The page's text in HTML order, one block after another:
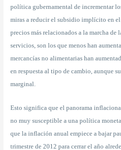
política gubernamental de incrementar
miras a reducir el subsidio implícito en
precios más relacionados a la marcha de
servicios, son los que menos han
mercancías no alimentarias han
en respuesta al tipo de cambio, aunque
marginal.
Esto significa que el panorama
no muy susceptible a una política
que la inflación anual empiece a bajar
trimestre de 2012 para cerrar el año